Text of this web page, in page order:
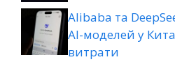
Alibaba та
AI-моделей у
витрати